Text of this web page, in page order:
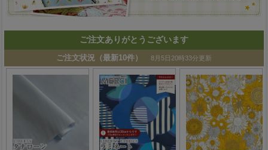
ご注文ありがとうございます